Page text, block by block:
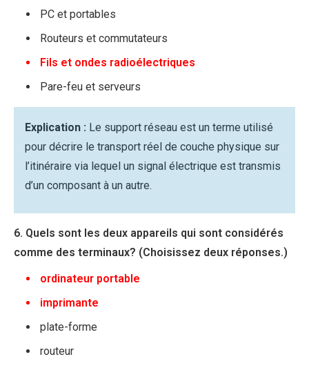
PC et portables
Routeurs et commutateurs
Fils et ondes radioélectriques
Pare-feu et serveurs
Explication : Le support réseau est un terme utilisé
pour décrire le transport réel de couche physique sur
l’itinéraire via lequel un signal électrique est transmis
d’un composant à un autre.
6. Quels sont les deux appareils qui sont considérés
comme des terminaux? (Choisissez deux réponses.)
ordinateur portable
imprimante
plate-forme
routeur